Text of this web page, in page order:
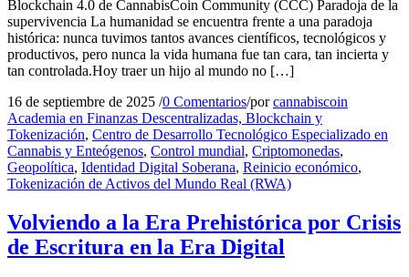
Blockchain 4.0 de CannabisCoin Community (CCC) Paradoja de la
supervivencia La humanidad se encuentra frente a una paradoja
histórica: nunca tuvimos tantos avances científicos, tecnológicos y
productivos, pero nunca la vida humana fue tan cara, tan incierta y
tan controlada.Hoy traer un hijo al mundo no […]
16 de septiembre de 2025 /0 Comentarios/porcannabiscoin
Academia en Finanzas Descentralizadas, Blockchain y
Tokenización, Centro de Desarrollo Tecnológico Especializado en
Cannabis y Enteógenos, Control mundial, Criptomonedas,
Geopolítica, Identidad Digital Soberana, Reinicio económico,
Tokenización de Activos del Mundo Real (RWA)
Volviendo a la Era Prehistórica por Crisis
de Escritura en la Era Digital